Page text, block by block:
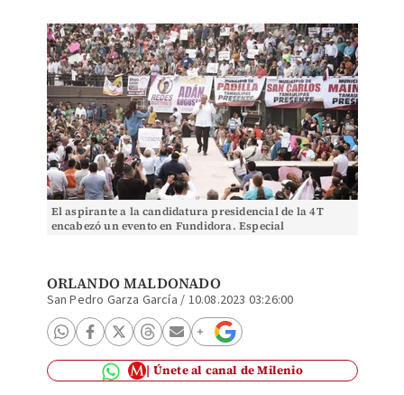
El aspirante a la candidatura presidencial de la 4T
encabezó un evento en Fundidora. Especial
ORLANDO MALDONADO
San Pedro Garza García / 10.08.2023 03:26:00
Únete al canal de Milenio